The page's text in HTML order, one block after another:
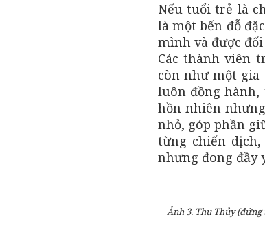
Nếu tuổi trẻ là
là một bến đỗ
mình và được
Các thành viên
còn như một gia
luôn đồng
hồn nhiên
nhỏ, góp phần
từng chiến
nhưng đong đầy
Ảnh 3. Thu Thủy